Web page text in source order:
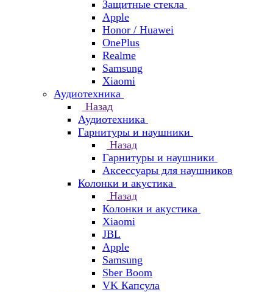
Защитные стекла
Apple
Honor / Huawei
OnePlus
Realme
Samsung
Xiaomi
Аудиотехника
Назад
Аудиотехника
Гарнитуры и наушники
Назад
Гарнитуры и наушники
Аксессуары для наушников
Колонки и акустика
Назад
Колонки и акустика
Xiaomi
JBL
Apple
Samsung
Sber Boom
VK Капсула